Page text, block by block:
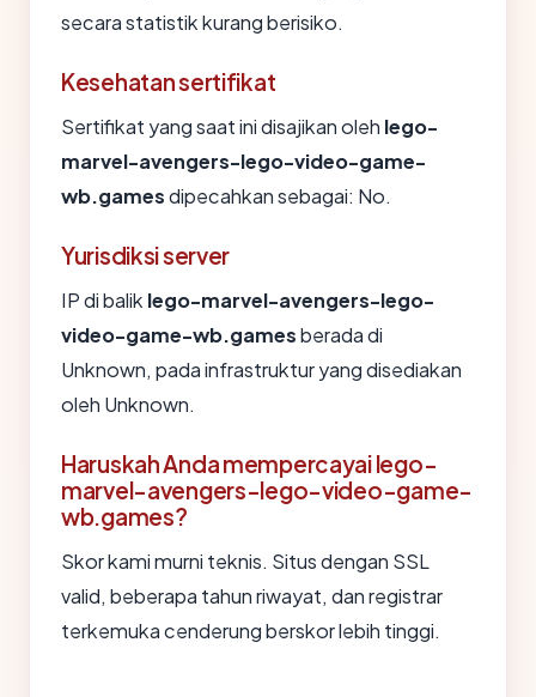
secara statistik kurang berisiko.
Kesehatan sertifikat
Sertifikat yang saat ini disajikan oleh lego-
marvel-avengers-lego-video-game-
wb.gamesdipecahkan sebagai: No.
Yurisdiksi server
IP di balik lego-marvel-avengers-lego-
video-game-wb.gamesberada di
Unknown, pada infrastruktur yang disediakan
oleh Unknown.
Haruskah Anda mempercayai lego-
marvel-avengers-lego-video-game-
wb.games?
Skor kami murni teknis. Situs dengan SSL
valid, beberapa tahun riwayat, dan registrar
terkemuka cenderung berskor lebih tinggi.